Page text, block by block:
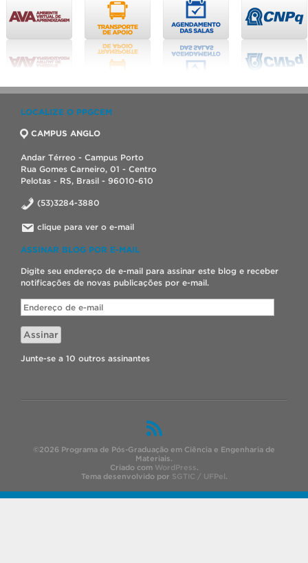
LOCALIZE O PPGCEM
CAMPUS ANGLO
Andar Térreo - Campus Porto
Rua Gomes Carneiro, 01 - Centro
Pelotas - RS, Brasil - 96010-610
(53)3284-3880
clique para ver o e-mail
ASSINAR BLOG POR E-MAIL
Digite seu endereço de e-mail para assinar este blog e receber
notificações de novas publicações por e-mail.
Endereço
de
e-
mail
Assinar
Junte-se a 10 outros assinantes
©2026 Programa de Pós-Graduação em Ciência e Engenharia de
Materiais.
Criado com WordPress.
Tema desenvolvido por SGTIC / UFPel.